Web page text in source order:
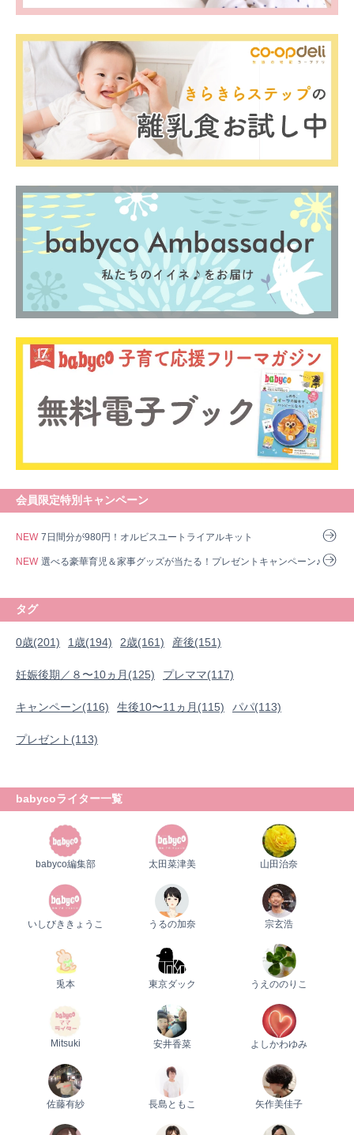
会員限定特別キャンペーン
NEW 7日間分が980円！オルビスユートライアルキット
NEW 選べる豪華育児＆家事グッズが当たる！プレゼントキャンペーン♪
タグ
0歳(201) 1歳(194) 2歳(161) 産後(151)
妊娠後期／８〜10ヵ月(125) プレママ(117)
キャンペーン(116) 生後10〜11ヵ月(115) パパ(113)
プレゼント(113)
babycoライター一覧
babyco編集部 太田菜津美 山田治奈
いしびききょうこ うるの加奈 宗玄浩
兎本 東京ダック うえののりこ
Mitsuki 安井香菜 よしかわゆみ
佐藤有紗 長島ともこ 矢作美佳子
0歳 1歳 2歳 産後
妊娠後期／８〜10ヵ月
キャンペーン